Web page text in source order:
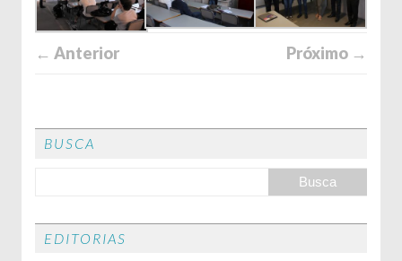
← Anterior Próximo →
BUSCA
EDITORIAS